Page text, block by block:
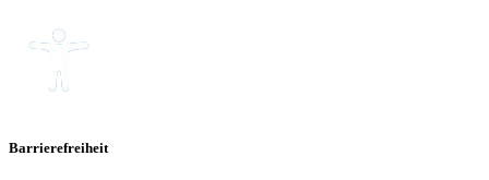
Barrierefreiheit